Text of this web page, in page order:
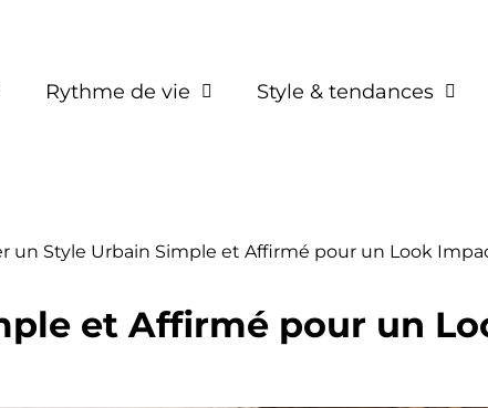
Rythme de vie Style & tendances
un Style Urbain Simple et Affirmé pour un Look
et Affirmé pour un